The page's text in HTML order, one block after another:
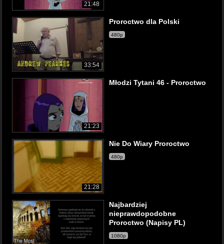
21:48
33:54
Proroctwo dla Polski
480p
21:23
Młodzi Tytani 46 - Proroctwo
21:28
Nie Do Wiary Proroctwo
480p
Najbardziej
nieprawdopodobne
Proroctwo (Napisy PL)
1080p